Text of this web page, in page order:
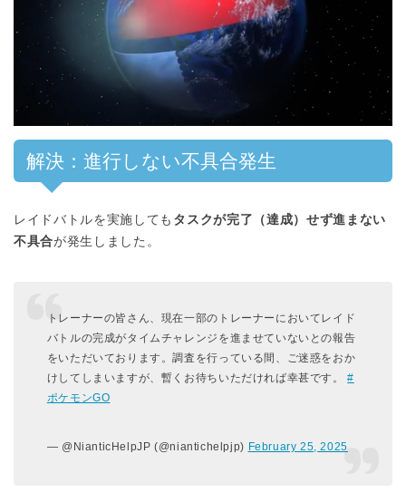
解決：進行しない不具合発生
レイドバトルを実施しても タスクが完了（達成）せず進まない
不具合が発生しました。
トレーナーの皆さん、現在一部のトレーナーにおいてレイド
バトルの完成がタイムチャレンジを進ませていないとの報告
をいただいております。調査を行っている間、ご迷惑をおか
けしてしまいますが、暫くお待ちいただければ幸甚です。#
ポケモンGO
— @NianticHelpJP (@niantichelpjp) February 25, 2025